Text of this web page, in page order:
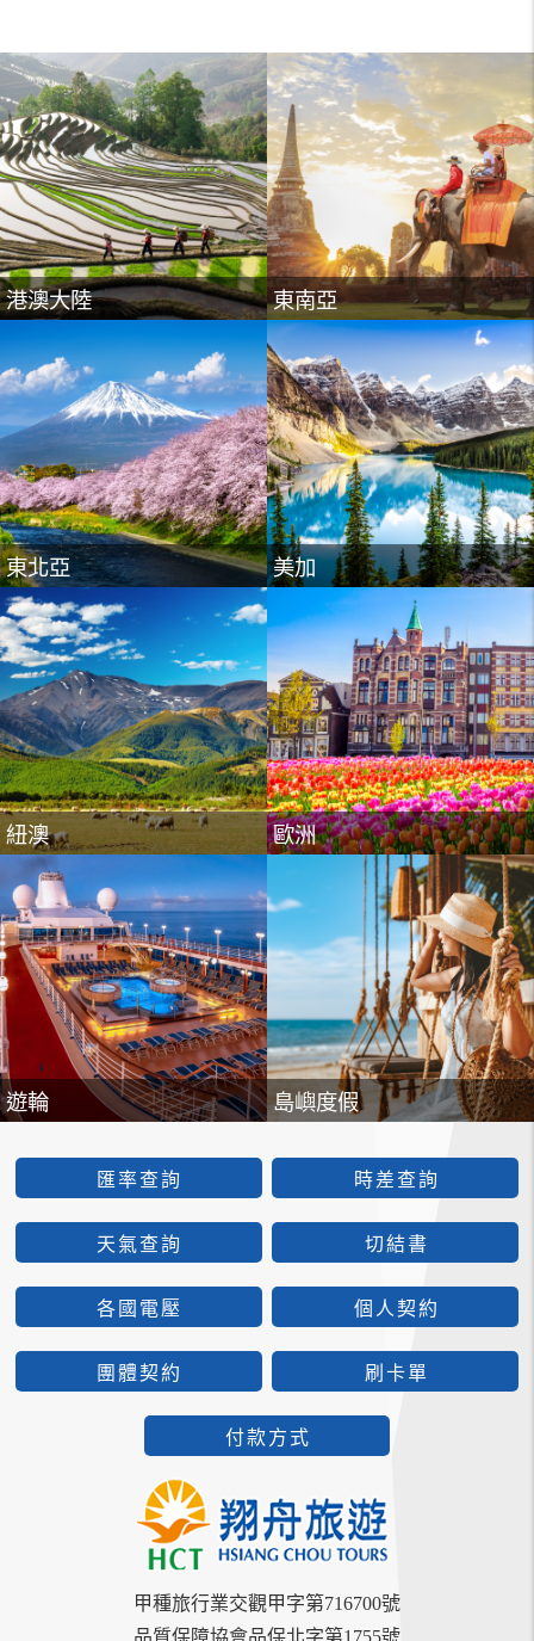
港澳大陸 東南亞
東北亞
東北亞
美加
美加
紐澳
紐澳
歐洲
歐洲
遊輪
遊輪
島嶼度假
島嶼度假
匯率查詢 時差查詢
天氣查詢 切結書
各國電壓 個人契約
團體契約 刷卡單
付款方式
甲種旅行業交觀甲字第716700號